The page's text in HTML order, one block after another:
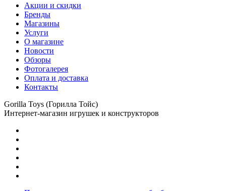
Акции и скидки
Бренды
Магазины
Услуги
О магазине
Новости
Обзоры
Фотогалерея
Оплата и доставка
Контакты
Gorilla Toys (Горилла Тойс)
Интернет-магазин игрушек и конструкторов